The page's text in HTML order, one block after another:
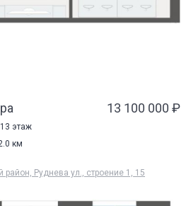
13 100 000 ₽
этаж
км
район, Руднева ул., строение 1, 15